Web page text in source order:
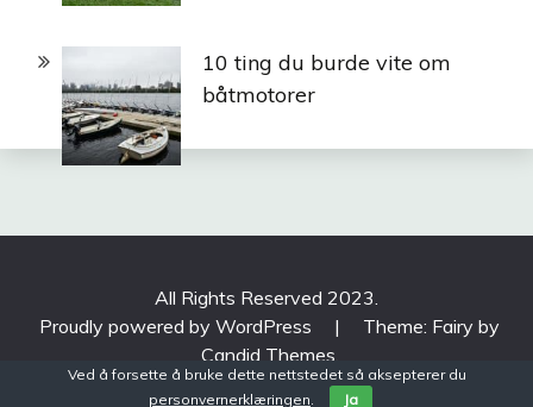
10 ting du burde vite om
båtmotorer
All Rights Reserved 2023.
Proudly powered by WordPress
|
Theme: Fairy by
Candid Themes
Ved å forsette å bruke dette nettstedet så aksepterer du
personvernerklæringen. Ja